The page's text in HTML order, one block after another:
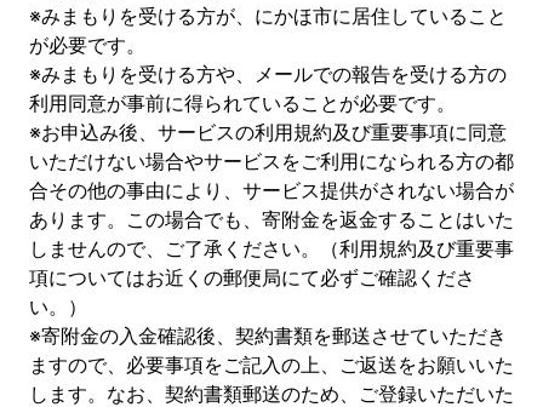
※みまもりを受ける方が、にかほ市に居住していること
が必要です。
※みまもりを受ける方や、メールでの報告を受ける方の
利用同意が事前に得られていることが必要です。
※お申込み後、サービスの利用規約及び重要事項に同意
いただけない場合やサービスをご利用になられる方の都
合その他の事由により、サービス提供がされない場合が
あります。この場合でも、寄附金を返金することはいた
しませんので、ご了承ください。（利用規約及び重要事
項についてはお近くの郵便局にて必ずご確認くださ
い。）
※寄附金の入金確認後、契約書類を郵送させていただき
ますので、必要事項をご記入の上、ご返送をお願いいた
します。なお、契約書類郵送のため、ご登録いただいた